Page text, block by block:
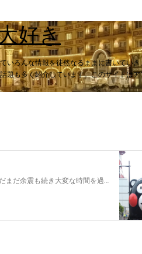
好き
いろんな情報を徒然なるままに書いてい
題も多く紹介しています。このサイトは
今回の熊本を震源とする地震で被災された皆さままだまだ余震も続き大変な時間を過ごされていると思います。心よりお見舞い申し上げます